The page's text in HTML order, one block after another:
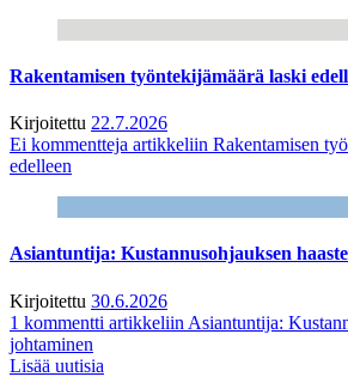
Rakentamisen työntekijämäärä laski
Kirjoitettu 22.7.2026
Ei kommentteja artikkeliin Rakentamisen
edelleen
Asiantuntija: Kustannusohjauksen
Kirjoitettu 30.6.2026
1 kommentti artikkeliin Asiantuntija:
johtaminen
Lisää uutisia